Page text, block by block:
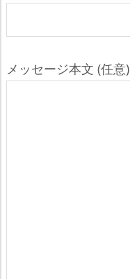
メッセージ本文 (任意)